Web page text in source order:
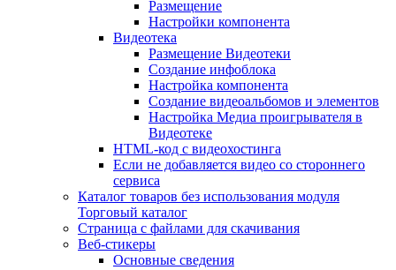
Размещение
Настройки компонента
Видеотека
Размещение Видеотеки
Создание инфоблока
Настройка компонента
Создание видеоальбомов и элементов
Настройка Медиа проигрывателя в
Видеотеке
HTML-код с видеохостинга
Если не добавляется видео со стороннего
сервиса
Каталог товаров без использования модуля
Торговый каталог
Страница с файлами для скачивания
Веб-стикеры
Основные сведения